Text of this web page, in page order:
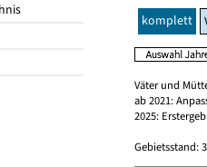
komplett
Väter und
ab 2021:
2025:
Gebietsstand: